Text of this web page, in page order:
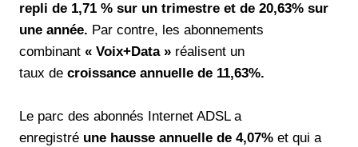
repli de 1,71 % sur un trimestre et de 20,63% sur
une année. Par contre, les abonnements
combinant « Voix+Data » réalisent un
taux de croissance annuelle de 11,63%.
Le parc des abonnés Internet ADSL a
enregistré une hausse annuelle de 4,07% et qui a